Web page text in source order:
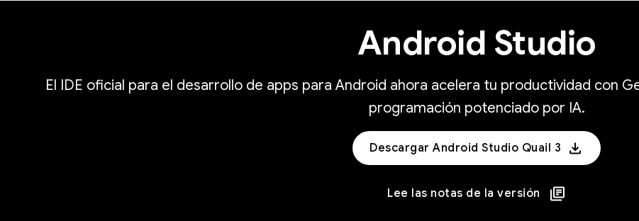
Android Studio
El IDE oficial para el desarrollo de apps para Android ahora acelera tu productividad con
programación potenciado por IA.
Descargar Android Studio Quail 3
Lee las notas de la versión